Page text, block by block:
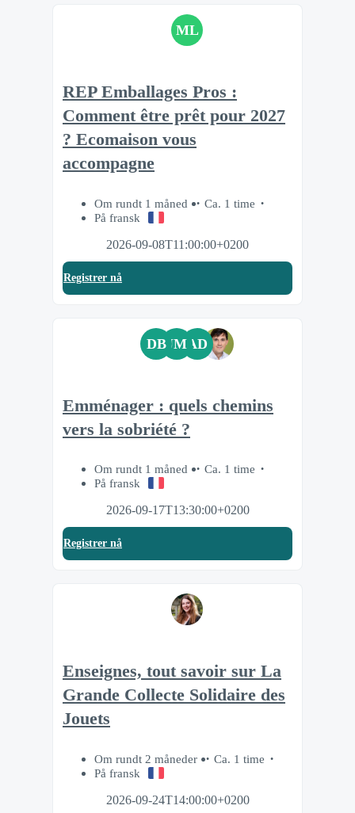
ML
REP Emballages Pros :
Comment être prêt pour 2027
? Ecomaison vous
accompagne
Om rundt 1 måned
Ca. 1 time
På fransk
2026-09-08T11:00:00+0200
Registrer nå
DB JM AD
Emménager : quels chemins
vers la sobriété ?
Om rundt 1 måned
Ca. 1 time
På fransk
2026-09-17T13:30:00+0200
Registrer nå
Enseignes, tout savoir sur La
Grande Collecte Solidaire des
Jouets
Om rundt 2 måneder
Ca. 1 time
På fransk
2026-09-24T14:00:00+0200